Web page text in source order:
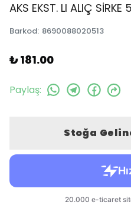
AKS EKST. LI ALIÇ SİRKE
Barkod: 8690088020513
₺ 181.00
Paylaş:
Stoğa